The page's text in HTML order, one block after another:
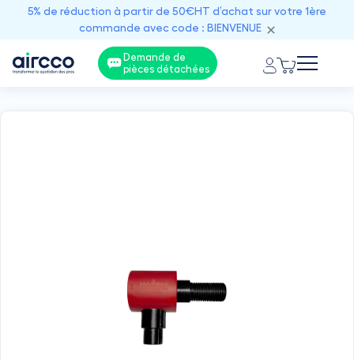
5% de réduction à partir de 50€HT d’achat sur votre 1ère
commande avec code : BIENVENUE
Demande de
pièces détachées